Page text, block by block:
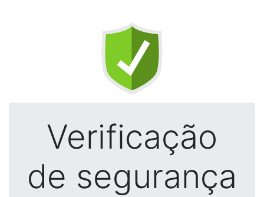
Verificação
de segurança